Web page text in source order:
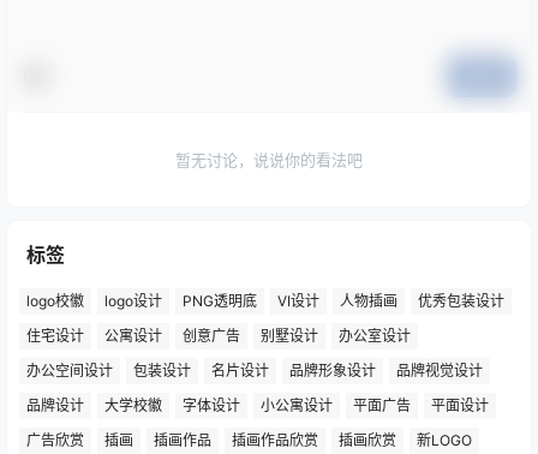
暂无讨论，说说你的看法吧
标签
logo校徽 logo设计 PNG透明底 VI设计 人物插画
优秀包装设计
住宅设计
公寓设计 创意广告 别墅设计
办公室设计
办公空间设计
包装设计 名片设计 品牌形象设计
品牌视觉设计
品牌设计
大学校徽 字体设计 小公寓设计 平面广告
平面设计
广告欣赏
插画 插画作品 插画作品欣赏 插画欣赏 新LOGO